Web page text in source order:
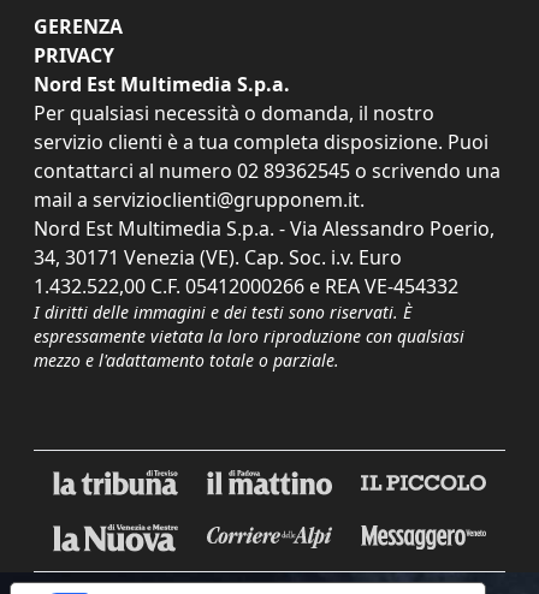
GERENZA
PRIVACY
Nord Est Multimedia S.p.a.
Per qualsiasi necessità o domanda, il nostro
servizio clienti è a tua completa disposizione. Puoi
contattarci al numero 02 89362545 o scrivendo una
mail a servizioclienti@grupponem.it.
Nord Est Multimedia S.p.a. - Via Alessandro Poerio,
34, 30171 Venezia (VE). Cap. Soc. i.v. Euro
1.432.522,00 C.F. 05412000266 e REA VE-454332
I diritti delle immagini e dei testi sono riservati. È
espressamente vietata la loro riproduzione con qualsiasi
mezzo e l'adattamento totale o parziale.